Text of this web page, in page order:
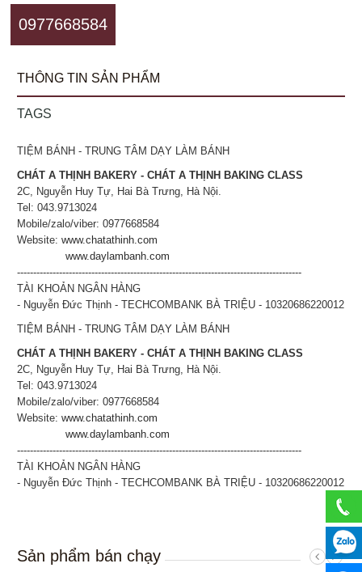
0977668584
THÔNG TIN SẢN PHẨM
TAGS
TIỆM BÁNH - TRUNG TÂM DẠY LÀM BÁNH
CHÁT A THỊNH BAKERY - CHÁT A THỊNH BAKING CLASS
2C, Nguyễn Huy Tự, Hai Bà Trưng, Hà Nội.
Tel: 043.9713024
Mobile/zalo/viber: 0977668584
Website:www.chatathinh.com
www.daylambanh.com
----------------------------------------------------------------------------------------
TÀI KHOẢN NGÂN HÀNG
- Nguyễn Đức Thịnh - TECHCOMBANK BÀ TRIỆU - 10320686220012
TIỆM BÁNH - TRUNG TÂM DẠY LÀM BÁNH
CHÁT A THỊNH BAKERY - CHÁT A THỊNH BAKING CLASS
2C, Nguyễn Huy Tự, Hai Bà Trưng, Hà Nội.
Tel: 043.9713024
Mobile/zalo/viber: 0977668584
Website:www.chatathinh.com
www.daylambanh.com
----------------------------------------------------------------------------------------
TÀI KHOẢN NGÂN HÀNG
- Nguyễn Đức Thịnh - TECHCOMBANK BÀ TRIỆU - 10320686220012
Sản phẩm bán chạy